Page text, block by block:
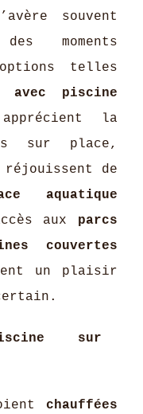
souvent
moments
telles
avec piscine
la
sur place,
de
aquatique
aux parcs
couvertes
un plaisir
sur
chauffées